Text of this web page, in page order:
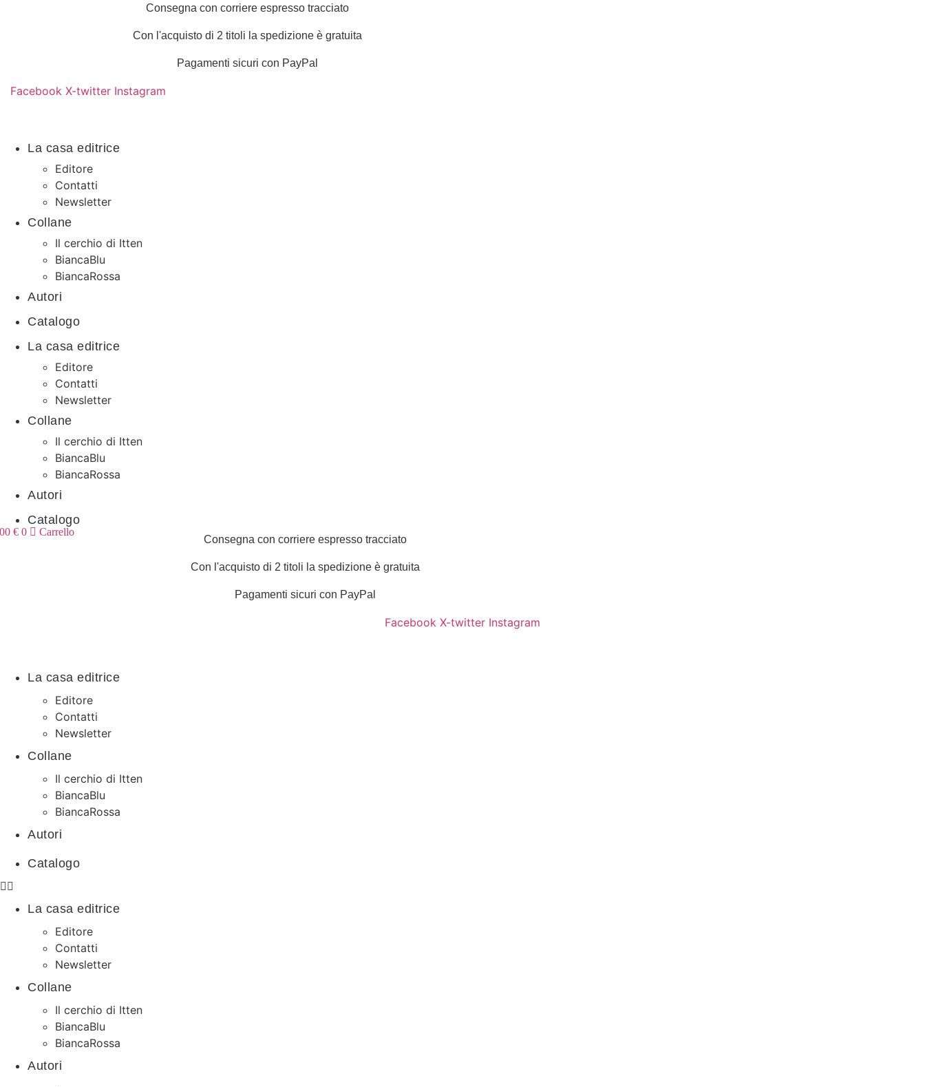
Consegna con corriere espresso tracciato
Con l'acquisto di 2 titoli la spedizione è gratuita
Pagamenti sicuri con PayPal
Facebook X-twitter Instagram
La casa editrice
Editore
Contatti
Newsletter
Collane
Il cerchio di Itten
BiancaBlu
BiancaRossa
Autori
Catalogo
La casa editrice
Editore
Contatti
Newsletter
Collane
Il cerchio di Itten
BiancaBlu
BiancaRossa
Autori
Catalogo
€ 0 Carrello
Consegna con corriere espresso tracciato
Con l'acquisto di 2 titoli la spedizione è gratuita
Pagamenti sicuri con PayPal
Facebook X-twitter Instagram
La casa editrice
Editore
Contatti
Newsletter
Collane
Il cerchio di Itten
BiancaBlu
BiancaRossa
Autori
Catalogo
La casa editrice
Editore
Contatti
Newsletter
Collane
Il cerchio di Itten
BiancaBlu
BiancaRossa
Autori